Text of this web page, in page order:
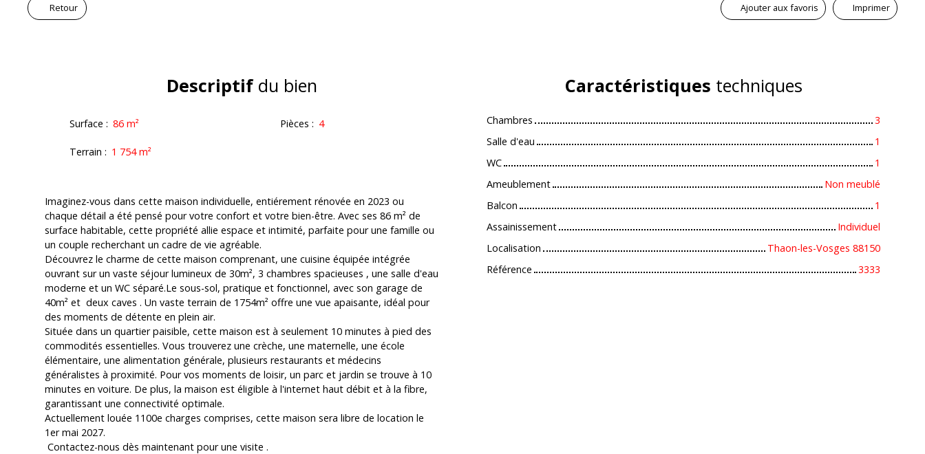
Retour Ajouter aux favoris Imprimer
Descriptifdu bien
Surface : 86 m² Pièces : 4
Terrain : 1 754m²
Imaginez-vous dans cette maison individuelle, entiérement rénovée en 2023 ou
chaque détail a été pensé pour votre confort et votre bien-être. Avec ses 86 m² de
surface habitable, cette propriété allie espace et intimité, parfaite pour une famille ou
un couple recherchant un cadre de vie agréable.
Découvrez le charme de cette maison comprenant, une cuisine équipée intégrée
ouvrant sur un vaste séjour lumineux de 30m², 3 chambres spacieuses , une salle d'eau
moderne et un WC séparé.Le sous-sol, pratique et fonctionnel, avec son garage de
40m² et deux caves . Un vaste terrain de 1754m² offre une vue apaisante, idéal pour
des moments de détente en plein air.
Située dans un quartier paisible, cette maison est à seulement 10 minutes à pied des
commodités essentielles. Vous trouverez une crèche, une maternelle, une école
élémentaire, une alimentation générale, plusieurs restaurants et médecins
généralistes à proximité. Pour vos moments de loisir, un parc et jardin se trouve à 10
minutes en voiture. De plus, la maison est éligible à l'internet haut débit et à la fibre,
garantissant une connectivité optimale.
Actuellement louée 1100e charges comprises, cette maison sera libre de location le
1er mai 2027.
Contactez-nous dès maintenant pour une visite .
Caractéristiques techniques
Chambres
3
Salle d'eau
1
WC
1
Ameublement
Non meublé
Balcon
1
Assainissement
Individuel
Localisation
Thaon-les-Vosges 88150
Référence
3333